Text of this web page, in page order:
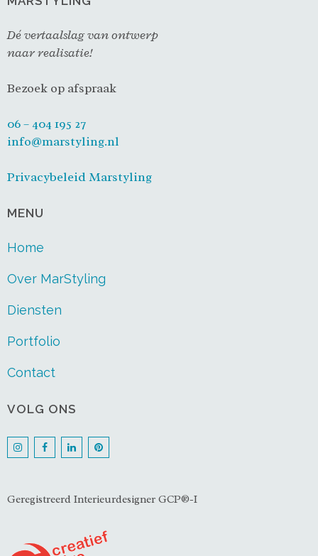
Dé vertaalslag van ontwerp
naar realisatie!
Bezoek op afspraak
06 – 404 195 27
info@marstyling.nl
Privacybeleid Marstyling
MENU
Home
Over MarStyling
Diensten
Portfolio
Contact
VOLG ONS
Geregistreerd Interieurdesigner GCP®-I